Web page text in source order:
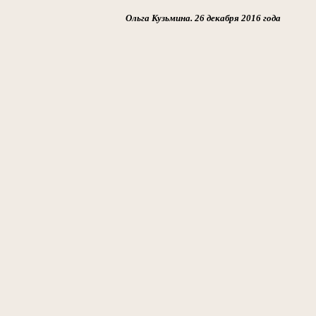
Ольга Кузьмина. 26 декабря 2016 года